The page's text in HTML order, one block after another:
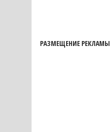
РАЗМЕЩЕНИЕ РЕКЛАМЫ